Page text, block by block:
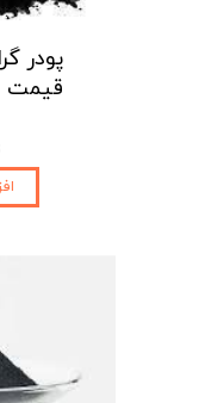
پودر
قیمت